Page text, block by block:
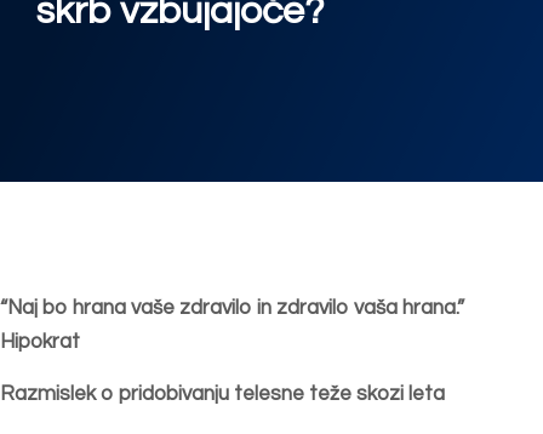
skrb vzbujajoče?
“Naj bo hrana vaše zdravilo in zdravilo vaša hrana.”
Hipokrat
Razmislek o pridobivanju telesne teže skozi leta